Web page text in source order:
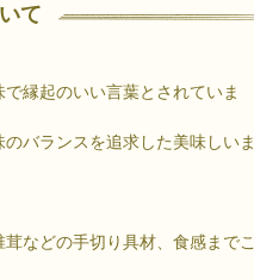
て
縁起のいい言葉とされていま
バランスを追求した美味しいま
などの手切り具材、食感までこ